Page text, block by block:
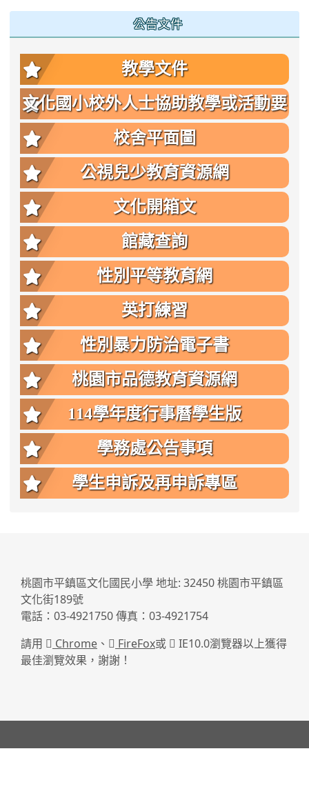
公告文件
教學文件
文化國小校外人士協助教學或活動要
點
校舍平面圖
公視兒少教育資源網
文化開箱文
館藏查詢
性別平等教育網
英打練習
性別暴力防治電子書
桃園市品德教育資源網
114學年度行事曆學生版
學務處公告事項
學生申訴及再申訴專區
桃園市平鎮區文化國民小學 地址: 32450 桃園市平鎮區
文化街189號
電話：03-4921750 傳真：03-4921754
請用
Chrome 、 FireFox或
IE10.0瀏覽器以上獲得
最佳瀏覽效果，謝謝！